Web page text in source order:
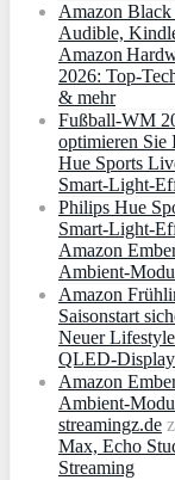
Amazon Black
Audible,
Amazon
2026: Top-
& mehr
Fußball-WM
optimieren Sie
Hue Sports
Philips Hue
Amazon
Amazon
Saisonstart
Neuer
Amazon
streamingz.de
Max, Echo
Streaming